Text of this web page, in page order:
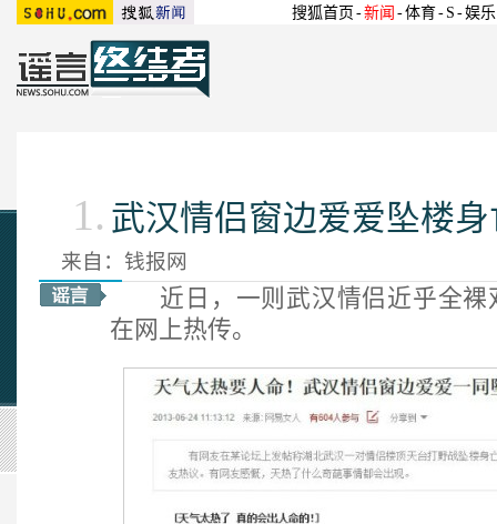
搜狐首页 -新闻 -体育- S -娱乐
1. 武汉情侣窗边爱爱坠楼
来自：钱报网
近日，一则武汉情侣近乎全裸
在网上热传。